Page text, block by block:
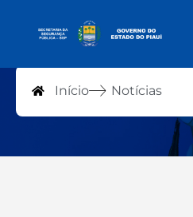
Notícias
Início Notícias